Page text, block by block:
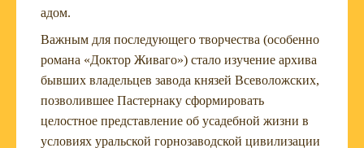
адом.
Важным для последующего творчества (особенно
романа «Доктор Живаго») стало изучение архива
бывших владельцев завода князей Всеволожских,
позволившее Пастернаку сформировать
целостное представление об усадебной жизни в
условиях уральской горнозаводской цивилизации